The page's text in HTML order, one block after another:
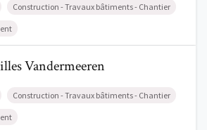
Trouve un avocat
Construction - Travaux bâtiments - Chantier
Vandermeeren
Vandermeeren
Construction - Travaux bâtiments - Chantier